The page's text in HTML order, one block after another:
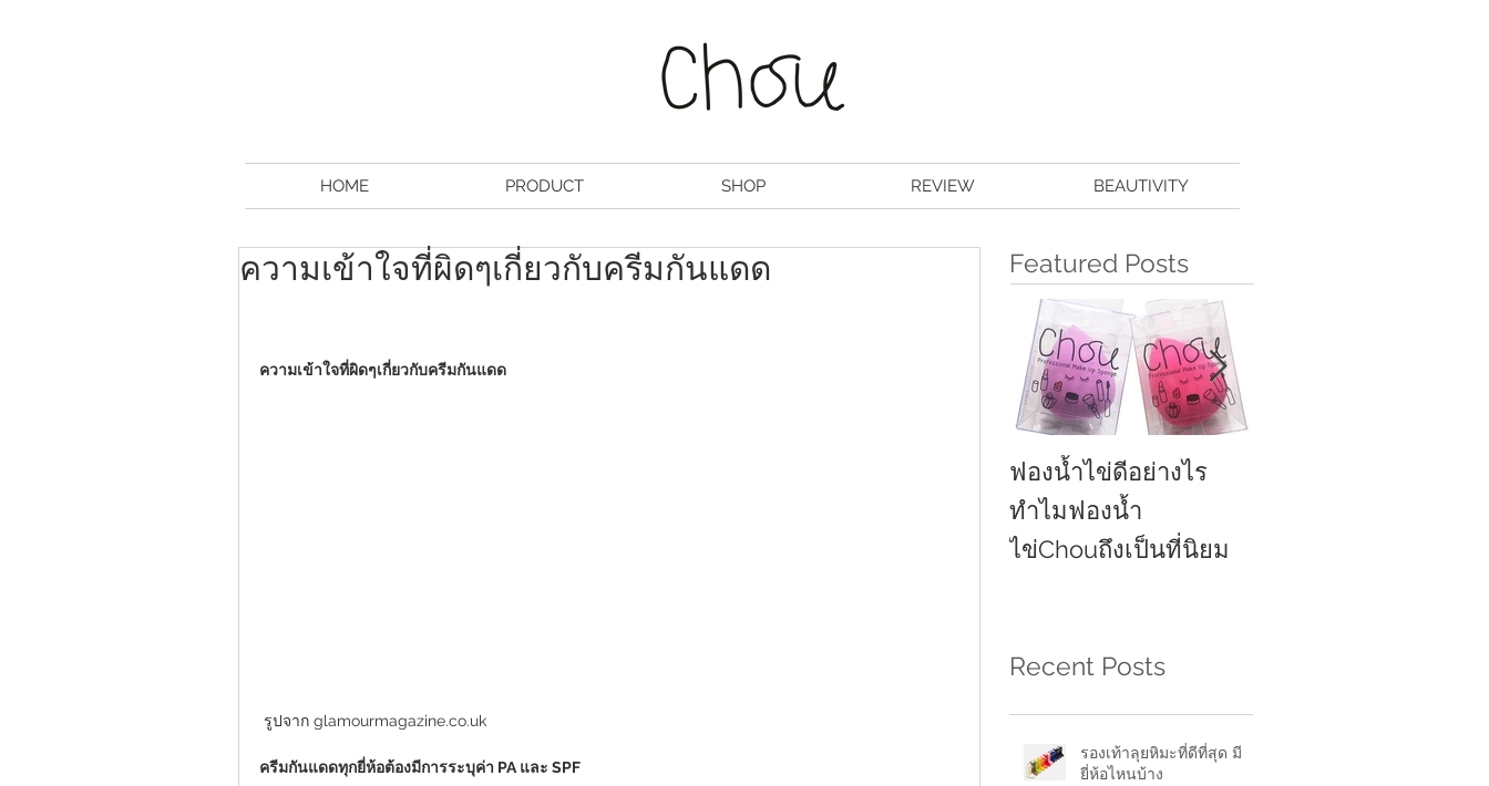
ความเข้าใจที่ผิดๆเกี่ยวกับครีมกันแดด
ความเข้าใจที่ผิดๆเกี่ยวกับครีมกันแดด
รูปจาก glamourmagazine.co.uk
ครีมกันแดดทุกยี่ห้อต้องมีการระบุค่า PA และ SPF
Featured Posts
ฟองน้ำไข่ดีอย่างไร
ทำไมฟองน้ำ
ไข่Chouถึงเป็นที่นิยม
Recent Posts
รองเท้าลุยหิมะที่ดีที่สุด มี
ยี่ห้อไหนบ้าง
HOME PRODUCT SHOP REVIEW BEAUTIVITY